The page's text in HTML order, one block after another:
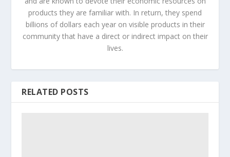
products they are familiar with. In return, they spend
billions of dollars each year on visible products in their
community that have a direct or indirect impact on their
lives.
RELATED POSTS